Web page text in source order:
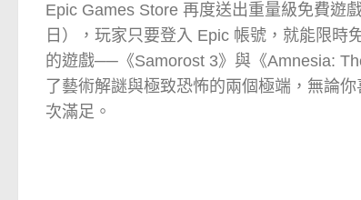
Epic Games Store 再度送出重量級免費遊
日），玩家只要登入 Epic 帳號，就能限時
的遊戲──《Samorost 3》與《Amnesia:
了藝術解謎與極致恐怖的兩個極端，無論
次滿足。